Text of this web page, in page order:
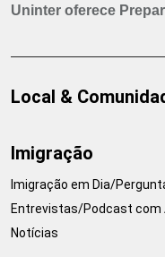
Uninter oferece
Local &
Imigração
Imigração em Dia/
Entrevistas/Podcast com
Notícias